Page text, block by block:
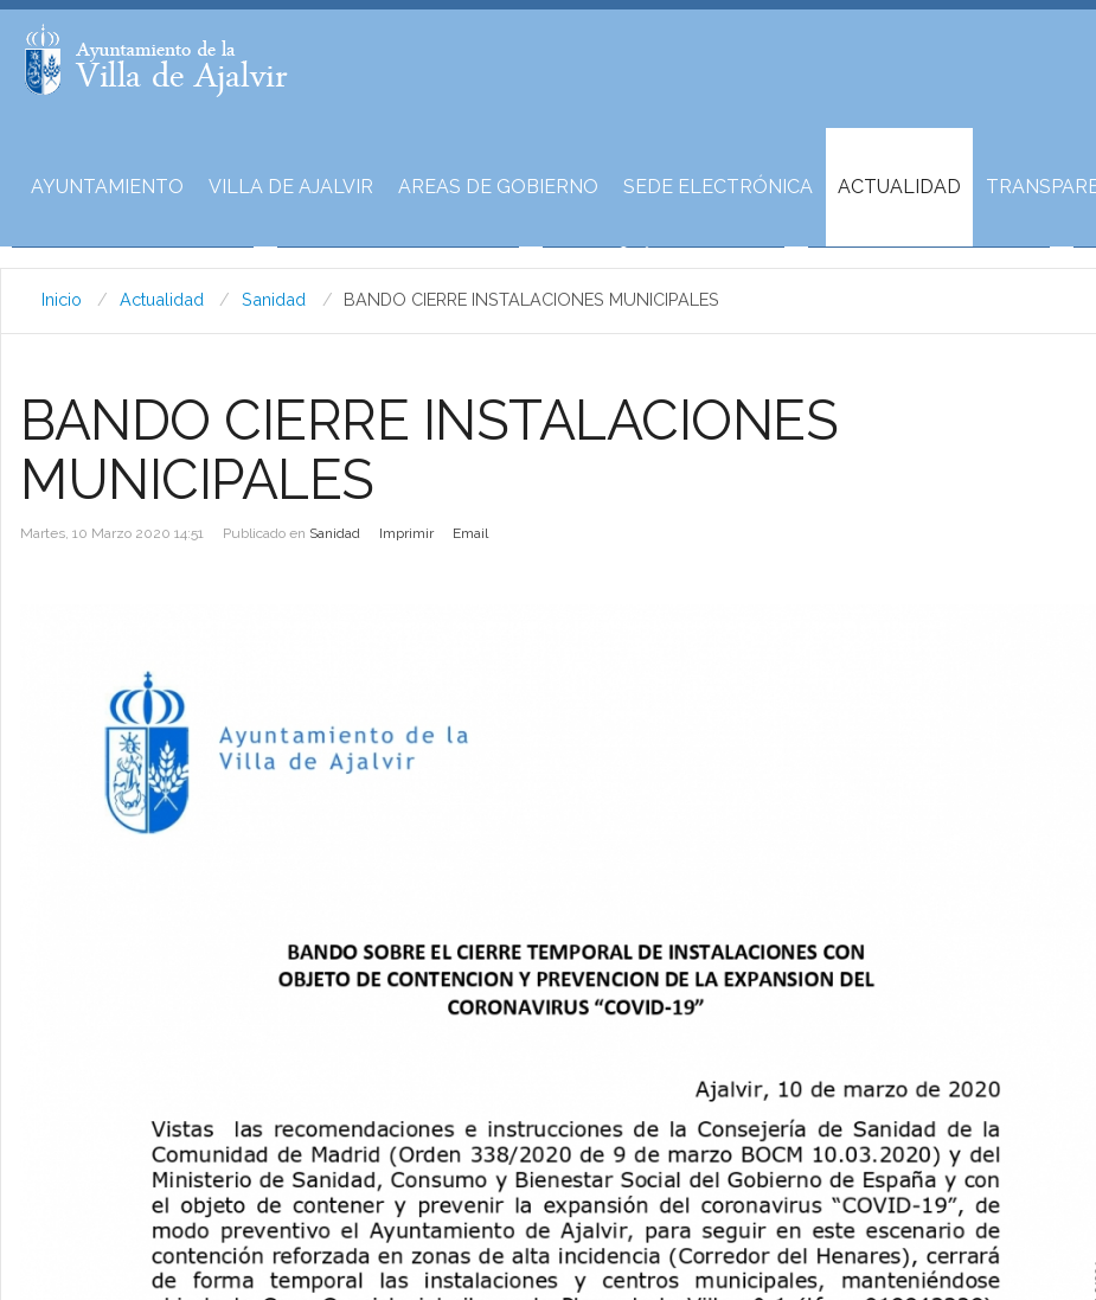
AYUNTAMIENTO VILLA DE AJALVIR AREAS DE GOBIERNO SEDE ELECTRÓNICA ACTUALIDAD
Inicio Actualidad Sanidad BANDO CIERRE INSTALACIONES MUNICIPALES
BANDO CIERRE INSTALACIONES
MUNICIPALES
Martes, 10 Marzo 2020 14:51 Publicado en Sanidad Imprimir Email